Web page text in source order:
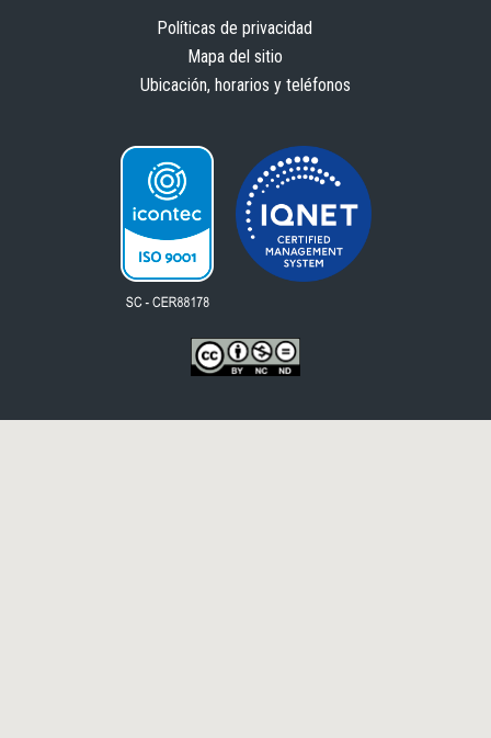
Políticas de privacidad
Mapa del sitio
Ubicación, horarios y teléfonos